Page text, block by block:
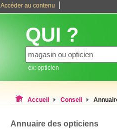
Accéder au contenu
QUI ?
ex: opticien
Accueil Conseil
Annuaire des opticiens